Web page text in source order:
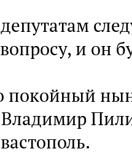
и он